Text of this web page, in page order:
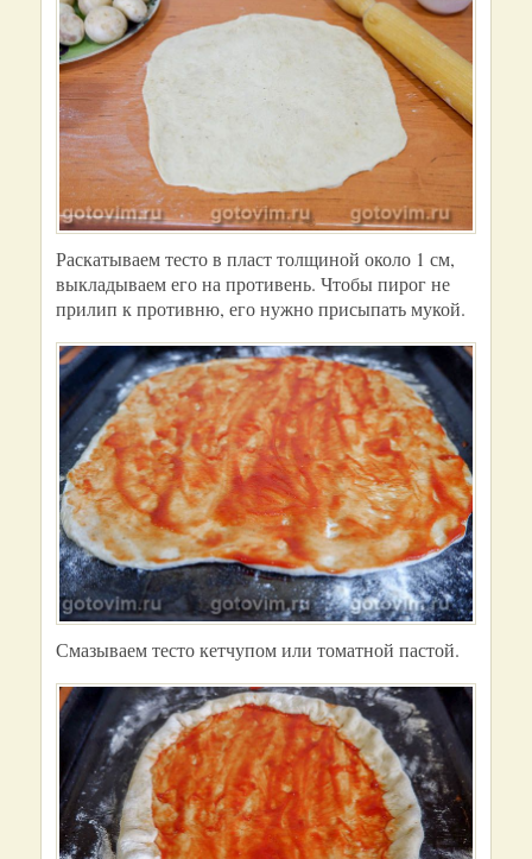
Раскатываем тесто в пласт толщиной около 1 см,
выкладываем его на противень. Чтобы пирог не
прилип к противню, его нужно присыпать мукой.
Смазываем тесто кетчупом или томатной пастой.